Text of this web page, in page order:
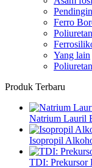
Pendingin
Ferro
Poliuretan
Yang lain
Produk Terbaru
Natrium Lauril
Isopropil
TDI: Prekursor